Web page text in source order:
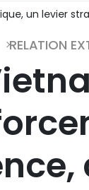
un levier
RELATION